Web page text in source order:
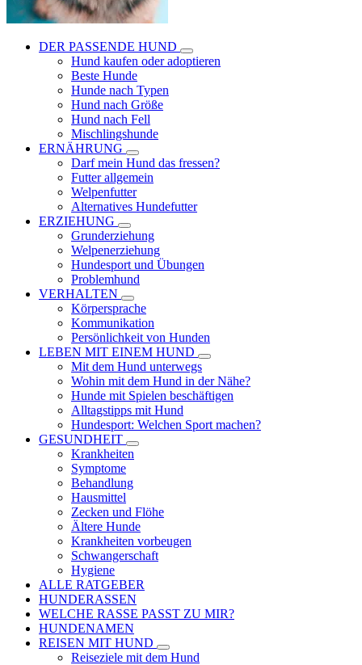
DER PASSENDE HUND
Hund kaufen oder adoptieren
Beste Hunde
Hunde nach Typen
Hund nach Größe
Hund nach Fell
Mischlingshunde
ERNÄHRUNG
Darf mein Hund das fressen?
Futter allgemein
Welpenfutter
Alternatives Hundefutter
ERZIEHUNG
Grunderziehung
Welpenerziehung
Hundesport und Übungen
Problemhund
VERHALTEN
Körpersprache
Kommunikation
Persönlichkeit von Hunden
LEBEN MIT EINEM HUND
Mit dem Hund unterwegs
Wohin mit dem Hund in der Nähe?
Hunde mit Spielen beschäftigen
Alltagstipps mit Hund
Hundesport: Welchen Sport machen?
GESUNDHEIT
Krankheiten
Symptome
Behandlung
Hausmittel
Zecken und Flöhe
Ältere Hunde
Krankheiten vorbeugen
Schwangerschaft
Hygiene
ALLE RATGEBER
HUNDERASSEN
WELCHE RASSE PASST ZU MIR?
HUNDENAMEN
REISEN MIT HUND
Reiseziele mit dem Hund